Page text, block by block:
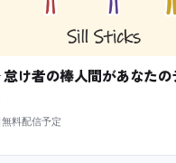
け者の棒人間があなた
料配信予定